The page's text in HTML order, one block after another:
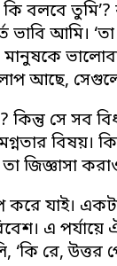
কি বলবে
ভাবি আমি।
কলাপ আছে,
কিন্তু সে সব
বিষয়।
জিজ্ঞাসা
যাই।
এ পর্যায়ে ঐ
‘কি রে,